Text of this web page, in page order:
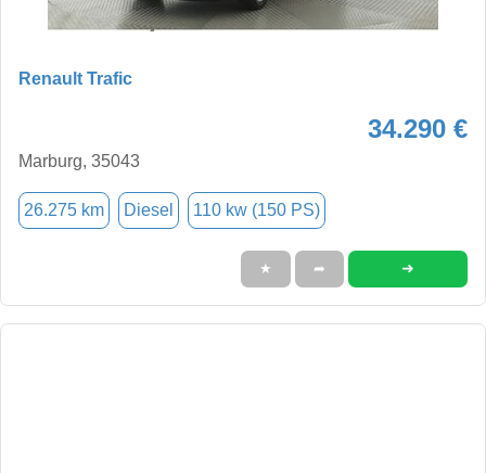
Renault Trafic
34.290 €
Marburg, 35043
26.275 km Diesel 110 kw (150 PS)
★ ➦ ➜